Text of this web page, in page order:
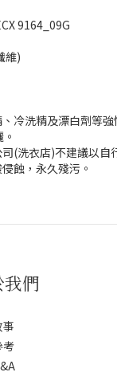
9164_09G
維)
洗精及漂白劑等
洗衣店)不建議以自
蝕，永久殘污。
們
考